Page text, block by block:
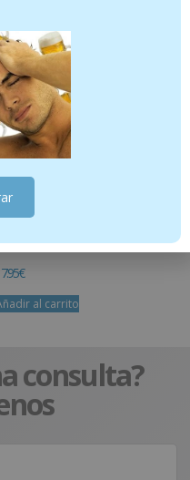
HYALURONIC 1% GEL 1
30 ml
€
al carrito
consulta?